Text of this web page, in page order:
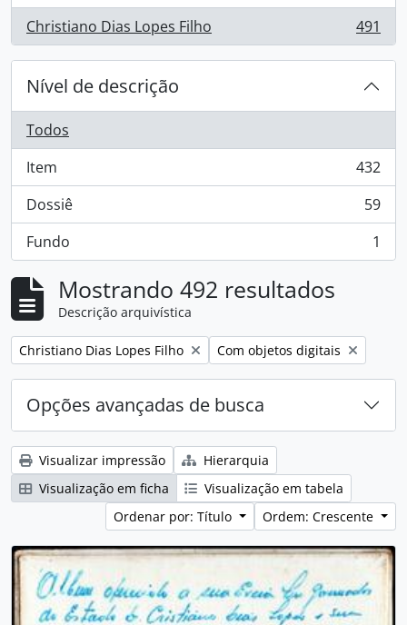
Christiano Dias Lopes Filho
, 491 resultados 491
Nível de descrição
Todos
Item
, 432 resultados
432
Dossiê
, 59 resultados
59
Fundo
, 1 resultados 1
Mostrando 492 resultados
Descrição arquivística
Remover filtro:
Christiano Dias Lopes Filho Remover filtro:
Com objetos digitais
Opções avançadas de busca
Visualizar impressão
Hierarquia
Visualização em ficha
Visualização em tabela
Ordenar por: Título
Ordem: Crescente